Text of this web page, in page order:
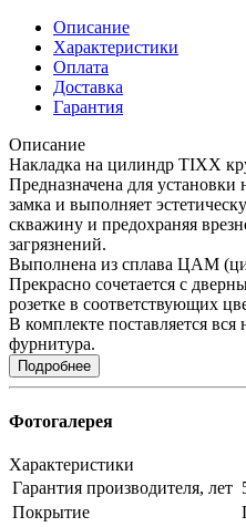
Описание
Характеристики
Оплата
Доставка
Гарантия
Описание
Накладка на цилиндр TIXX
Предназначена для
замка и выполняет
скважину и предохраняя
загрязнений.
Выполнена из сплава ЦАМ
Прекрасно сочетается с
розетке в соответствующих
В комплекте поставляется
фурнитура.
Подробнее
Фотогалерея
Характеристики
Гарантия производителя, лет
Покрытие